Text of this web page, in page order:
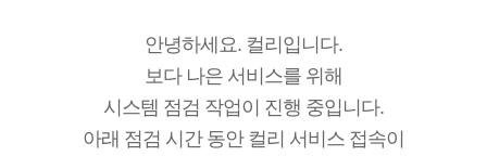
안녕하세요. 컬리입니다.
보다 나은 서비스를 위해
시스템 점검 작업이 진행 중입니다.
아래 점검 시간 동안 컬리 서비스 접속이